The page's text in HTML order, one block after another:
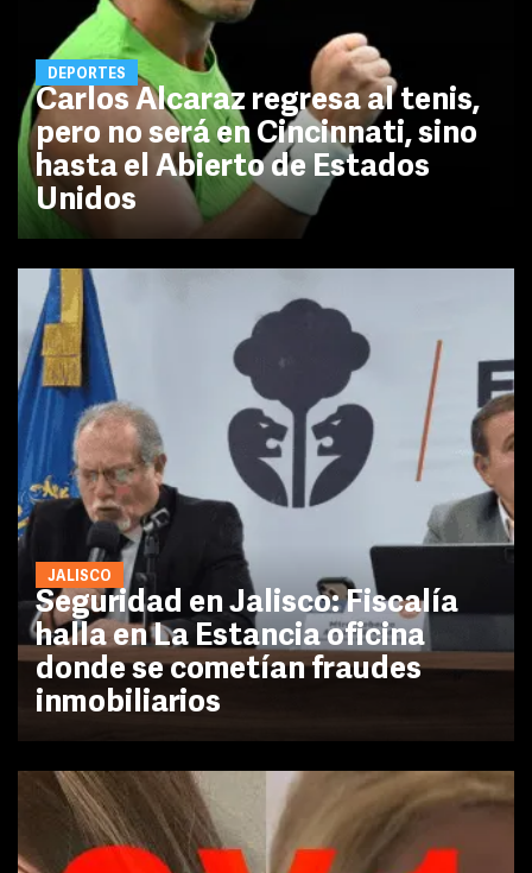
DEPORTES
Carlos Alcaraz regresa al tenis,
pero no será en Cincinnati, sino
hasta el Abierto de Estados
Unidos
JALISCO
Seguridad en Jalisco: Fiscalía
halla en La Estancia oficina
donde se cometían fraudes
inmobiliarios